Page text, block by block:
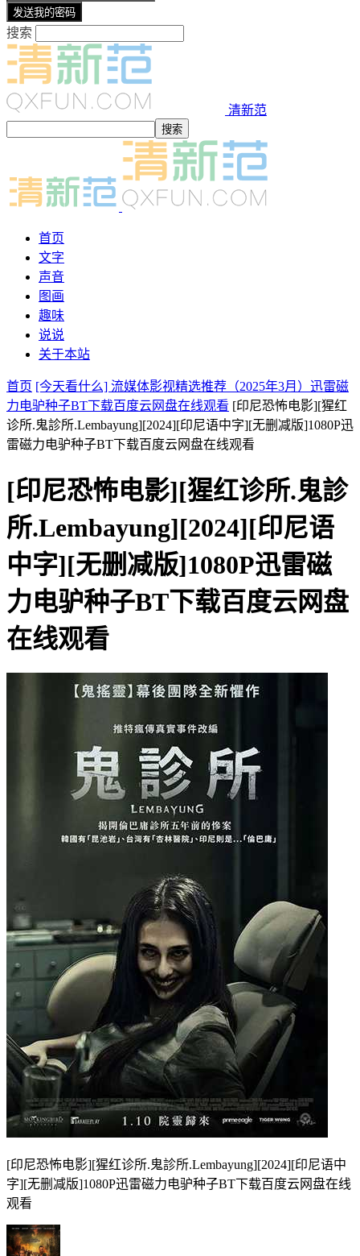
搜索
清新范
首页
文字
声音
图画
趣味
说说
关于本站
首页 [今天看什么] 流媒体影视精选推荐（2025年3月）迅雷磁
力电驴种子BT下载百度云网盘在线观看 [印尼恐怖电影][猩红
诊所.鬼診所.Lembayung][2024][印尼语中字][无删减版]1080P迅
雷磁力电驴种子BT下载百度云网盘在线观看
[印尼恐怖电影][猩红诊所.鬼診
所.Lembayung][2024][印尼语
中字][无删减版]1080P迅雷磁
力电驴种子BT下载百度云网盘
在线观看
[印尼恐怖电影][猩红诊所.鬼診所.Lembayung][2024][印尼语中
字][无删减版]1080P迅雷磁力电驴种子BT下载百度云网盘在线
观看